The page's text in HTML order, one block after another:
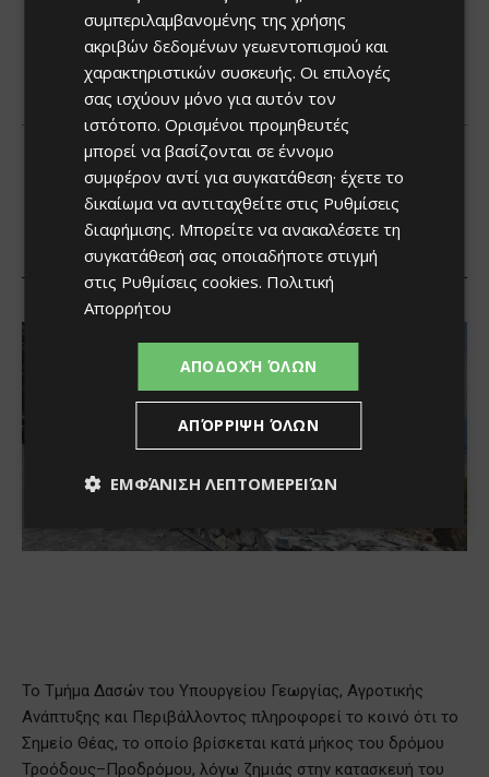
συμπεριλαμβανομένης της χρήσης
ακριβών δεδομένων γεωεντοπισμού και
χαρακτηριστικών συσκευής. Οι επιλογές
σας ισχύουν μόνο για αυτόν τον
ιστότοπο. Ορισμένοι προμηθευτές
μπορεί να βασίζονται σε έννομο
συμφέρον αντί για συγκατάθεση· έχετε το
δικαίωμα να αντιταχθείτε στις Ρυθμίσεις
διαφήμισης. Μπορείτε να ανακαλέσετε τη
συγκατάθεσή σας οποιαδήποτε στιγμή
στις Ρυθμίσεις cookies. Πολιτική
Απορρήτου
ΑΠΟΔΟΧΉ ΌΛΩΝ
ΑΠΌΡΡΙΨΗ ΌΛΩΝ
ΕΜΦΆΝΙΣΗ ΛΕΠΤΟΜΕΡΕΙΏΝ